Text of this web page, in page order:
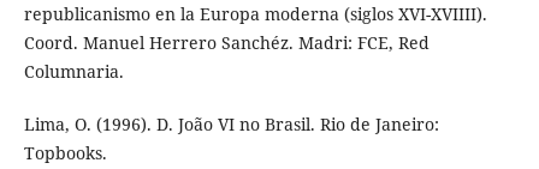
republicanismo en la Europa moderna (siglos XVI-XVIIII).
Coord. Manuel Herrero Sanchéz. Madri: FCE, Red
Columnaria.
Lima, O. (1996). D. João VI no Brasil. Rio de Janeiro:
Topbooks.